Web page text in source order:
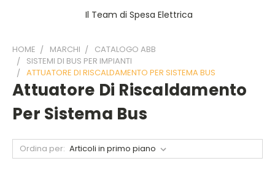
Il Team di Spesa Elettrica
HOME MARCHI
CATALOGO ABB
SISTEMI DI BUS PER IMPIANTI
ATTUATORE DI RISCALDAMENTO PER SISTEMA BUS
Attuatore Di Riscaldamento
Per Sistema Bus
Ordina per: